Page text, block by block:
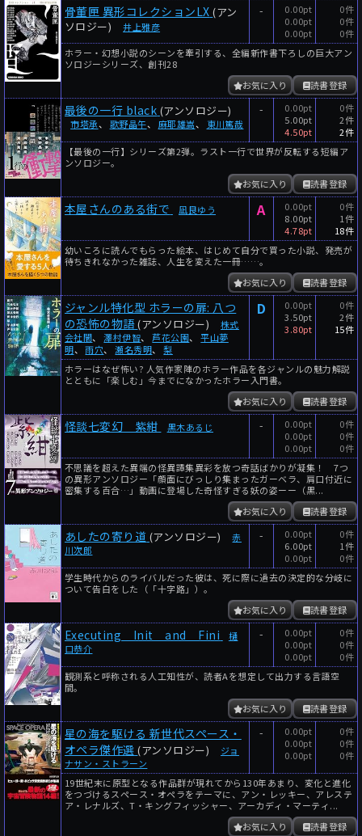
年代
年代と月の範囲
年
月
骨董匣 異形コレクションLX (アン
ソロジー)
井上雅彦
-
0.00pt
0.00pt
0.00pt
0件
0件
0件
ホラー・幻想小説のシーンを牽引する、全編新作書下ろしの巨大アン
ソロジーシリーズ、創刊28
読書登録
お気に入り
最後の一行 black (アンソロジー)
市塔承、 歌野晶午、 麻耶雄嵩、 東川篤哉
-
0.00pt
5.00pt
4.50pt
0件
2件
2件
【最後の一行】シリーズ第2弾。ラスト一行で世界が反転する短編ア
ンソロジー。
読書登録
お気に入り
本屋さんのある街で 凪良ゆう A
0.00pt
8.00pt
4.78pt
0件
1件
18件
幼いころに読んでもらった絵本、はじめて自分で買った小説、発売が
待ちきれなかった雑誌、人生を変えた一冊……。
読書登録
お気に入り
ジャンル特化型 ホラーの扉: 八つ
の恐怖の物語(アンソロジー)
株式
会社闇、澤村伊智、芦花公園、平山夢
明、雨穴、瀬名秀明、梨
D
0.00pt
3.50pt
3.80pt
0件
2件
15件
ホラーはなぜ怖い? 人気作家陣のホラー作品を各ジャンルの魅力解説
とともに「楽しむ」今までになかったホラー入門書。
読書登録
お気に入り
怪談七変幻 紫紺 黒木あるじ -
0.00pt
0.00pt
0.00pt
0件
0件
0件
不思議を超えた異端の怪異譚集異彩を放つ奇話ばかりが凝集！ 7つ
の異形アンソロジー「顔面にびっしり集まったガーベラ、肩口付近に
密集する百合…」動画に登場した奇怪すぎる妖の姿ーー（黒...
読書登録
お気に入り
あしたの寄り道 (アンソロジー)
赤
川次郎
-
0.00pt
6.00pt
0.00pt
0件
1件
0件
学生時代からのライバルだった彼は、死に際に過去の決定的な分岐に
ついて告白をした（「十字路」）。
読書登録
お気に入り
Executing Init and Fini
樋
口恭介
-
0.00pt
0.00pt
0.00pt
0件
0件
0件
観測系と呼称される人工知性が、読者Aを想定して出力する言語空
間。
読書登録
お気に入り
星の海を駆ける 新世代スペース・
オペラ傑作選 (アンソロジー)
ジョ
ナサン・ストラーン
-
0.00pt
0.00pt
0.00pt
0件
0件
0件
19世紀末に原型となる作品群が現れてから130年あまり、変化と進化
をつづけるスペース・オペラをテーマに、アン・レッキー、アレステ
ア・レナルズ、T・キングフィッシャー、アーカディ・マーティ...
読書登録
お気に入り